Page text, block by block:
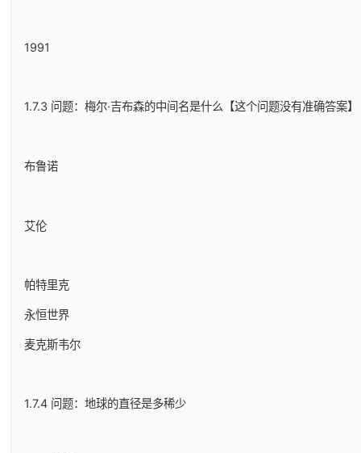
1991
1.7.3 问题：梅尔·吉布森的中间名是什么【这个问题没有准确答案】
布鲁诺
艾伦
帕特里克
永恒世界
麦克斯韦尔
1.7.4 问题：地球的直径是多稀少